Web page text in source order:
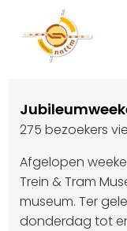
275 bezoekers
Afgelopen
Trein & Tram
museum. Ter
donderdag tot